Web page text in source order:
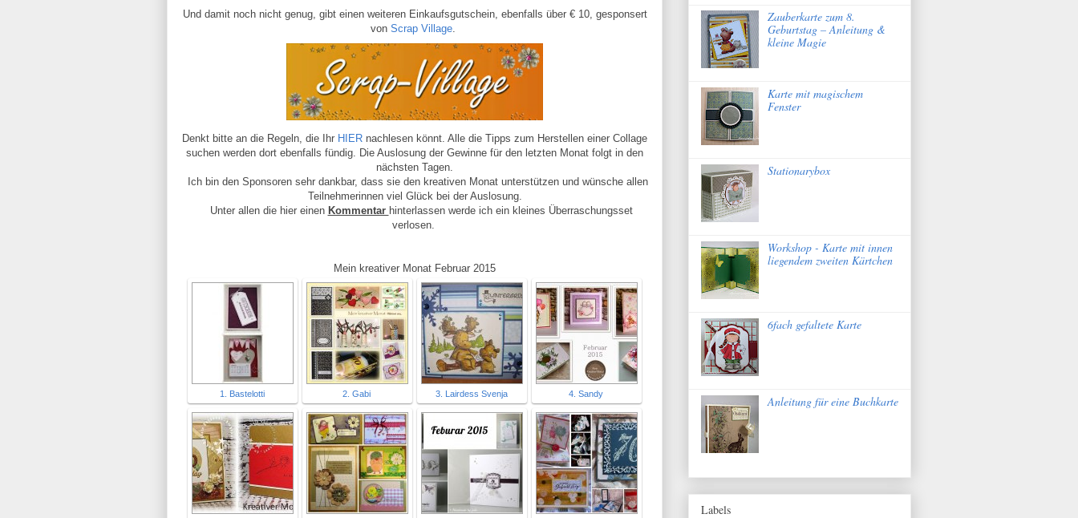
Und damit noch nicht genug, gibt einen weiteren Einkaufsgutschein, ebenfalls über € 10, gesponsert
von Scrap Village.
Denkt bitte an die Regeln, die Ihr HIER nachlesen könnt. Alle die Tipps zum Herstellen einer Collage
suchen werden dort ebenfalls fündig. Die Auslosung der Gewinne für den letzten Monat folgt in den
nächsten Tagen.
Ich bin den Sponsoren sehr dankbar, dass sie den kreativen Monat unterstützen und wünsche allen
Teilnehmerinnen viel Glück bei der Auslosung.
Unter allen die hier einen Kommentar hinterlassen werde ich ein kleines Überraschungsset
verlosen.
Mein kreativer Monat Februar 2015
1. Bastelotti 2. Gabi 3. Lairdess Svenja 4. Sandy
Zauberkarte zum 8.
Geburtstag – Anleitung &
kleine Magie
Karte mit magischem
Fenster
Stationarybox
Workshop - Karte mit innen
liegendem zweiten Kärtchen
6fach gefaltete Karte
Anleitung für eine Buchkarte
Labels